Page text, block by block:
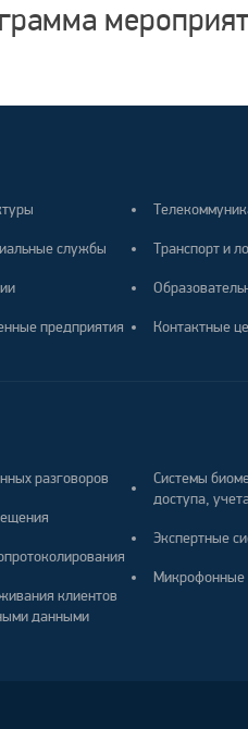
службы
предприятия
Транспорт и
Контактные
разговоров
клиентов
данными
Системы
доступа,
Экспертные
Микрофонные